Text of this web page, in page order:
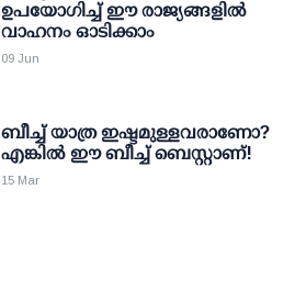
ഉപയോഗിച്ച് ഈ രാജ്യങ്ങളില്‍
വാഹനം ഓടിക്കാം
09 Jun
ബീച്ച് യാത്ര ഇഷ്ടമുള്ളവരാണോ?
എങ്കില്‍ ഈ ബീച്ച് ബെസ്റ്റാണ്!
15 Mar